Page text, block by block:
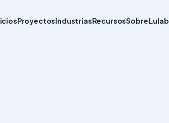
ProyectosIndustriasRecursosSobre Lulab